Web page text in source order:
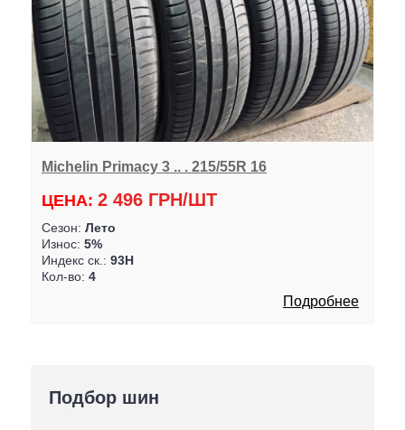
Подбор шин
Michelin Primacy 3 .. . 215/55R 16
ЦЕНА: 2 496 ГРН/ШТ
Сезон: Лето
Износ: 5%
Индекс ск.: 93H
Кол-во: 4
Подробнее